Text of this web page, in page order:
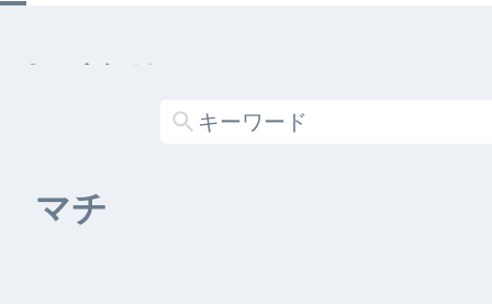
キガタリ
マチ